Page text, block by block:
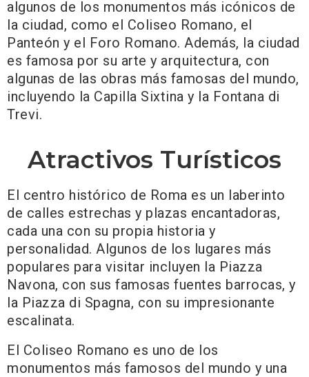
algunos de los monumentos más icónicos de
la ciudad, como el Coliseo Romano, el
Panteón y el Foro Romano. Además, la ciudad
es famosa por su arte y arquitectura, con
algunas de las obras más famosas del mundo,
incluyendo la Capilla Sixtina y la Fontana di
Trevi.
Atractivos Turísticos
El centro histórico de Roma es un laberinto
de calles estrechas y plazas encantadoras,
cada una con su propia historia y
personalidad. Algunos de los lugares más
populares para visitar incluyen la Piazza
Navona, con sus famosas fuentes barrocas, y
la Piazza di Spagna, con su impresionante
escalinata.
El Coliseo Romano es uno de los
monumentos más famosos del mundo y una